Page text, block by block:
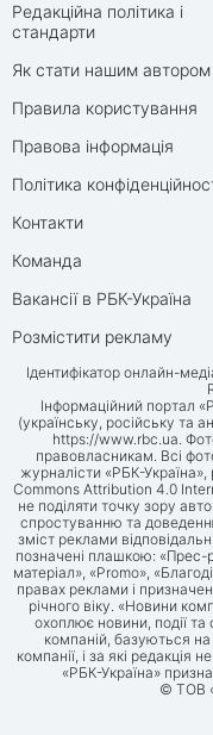
Редакційна політика і
стандарти
Як стати нашим автором
Правила користування
Правова інформація
Політика
Контакти
Команда
Вакансії в РБК-Україна
Розмістити рекламу
Ідентифікатор онлайн-
Інформаційний портал
(українську, російську та
https://www.rbc.ua.
правовласникам. Всі
журналісти «РБК-Україна»,
Commons Attribution 4.0
не поділяти точку зору
спростуванню та
зміст реклами
позначені плашкою: «Прес-
матеріал», «Promo»,
правах реклами і
річного віку. «Новини
охоплює новини, події та
компаній, базуються на
компанії, і за які редакція
«РБК-Україна»
© ТОВ